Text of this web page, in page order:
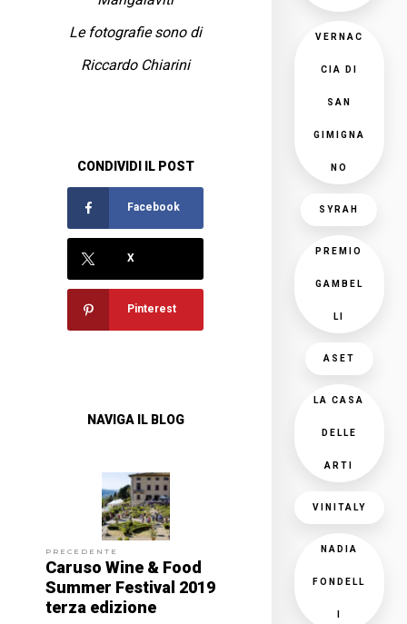
Le fotografie sono di
Riccardo Chiarini
CONDIVIDI IL POST
Facebook
X
Pinterest
NAVIGA IL BLOG
PRECEDENTE
Caruso Wine & Food
Summer Festival 2019
terza edizione
VERNAC
CIA DI
SAN
GIMIGNA
NO
SYRAH
PREMIO
GAMBEL
LI
ASET
LA CASA
DELLE
ARTI
VINITALY
NADIA
FONDELL